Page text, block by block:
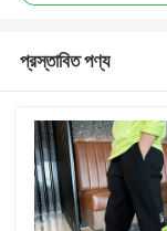
প্রস্তাবিত পণ্য